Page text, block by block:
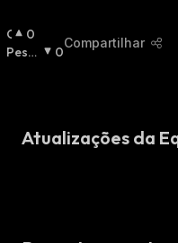
O
T
0
Pessi
0
Compartilhar
Atualizações da